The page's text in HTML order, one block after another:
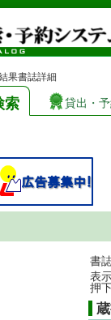
果書誌詳細
索 貸出・
書
表
押